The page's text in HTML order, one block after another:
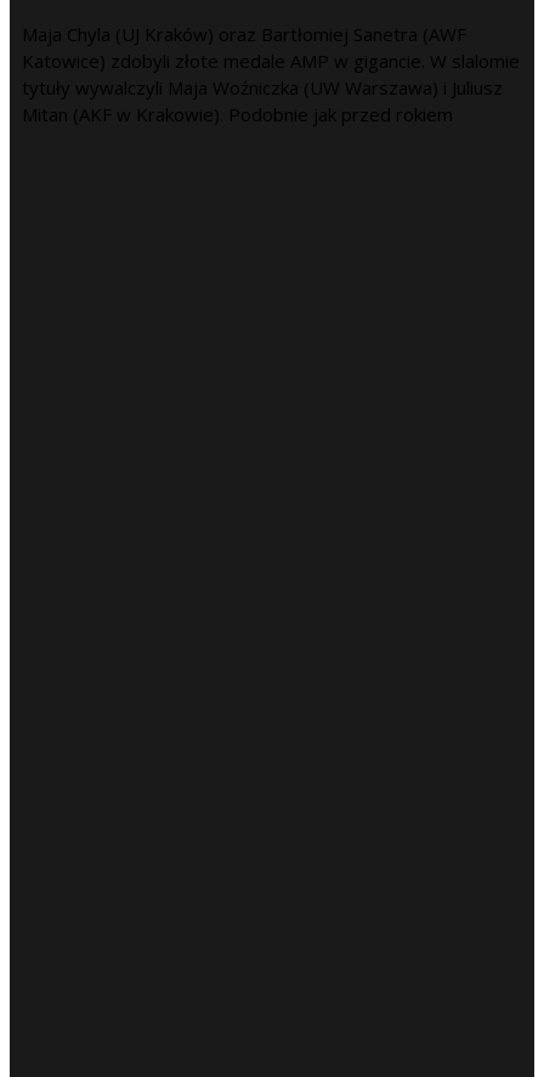
Maja Chyla (UJ Kraków) oraz Bartłomiej Sanetra (AWF
Katowice) zdobyli złote medale AMP w gigancie. W slalomie
tytuły wywalczyli Maja Woźniczka (UW Warszawa) i Juliusz
Mitan (AKF w Krakowie). Podobnie jak przed rokiem